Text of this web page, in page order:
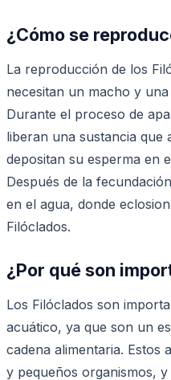
¿Cómo se
La reproducción de los
necesitan un macho y
Durante el proceso de
liberan una sustancia que
depositan su esperma en
Después de la
en el agua, donde
Filóclados.
¿Por qué son
Los Filóclados son
acuático, ya que son un
cadena alimentaria. Estos
y pequeños organismos,